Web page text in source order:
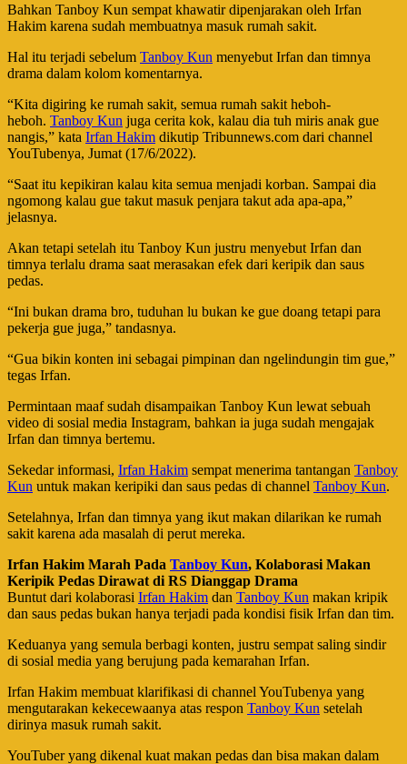
Bahkan Tanboy Kun sempat khawatir dipenjarakan oleh Irfan
Hakim karena sudah membuatnya masuk rumah sakit.
Hal itu terjadi sebelum Tanboy Kun menyebut Irfan dan timnya
drama dalam kolom komentarnya.
“Kita digiring ke rumah sakit, semua rumah sakit heboh-
heboh. Tanboy Kun juga cerita kok, kalau dia tuh miris anak gue
nangis,” kata Irfan Hakim dikutip Tribunnews.com dari channel
YouTubenya, Jumat (17/6/2022).
“Saat itu kepikiran kalau kita semua menjadi korban. Sampai dia
ngomong kalau gue takut masuk penjara takut ada apa-apa,”
jelasnya.
Akan tetapi setelah itu Tanboy Kun justru menyebut Irfan dan
timnya terlalu drama saat merasakan efek dari keripik dan saus
pedas.
“Ini bukan drama bro, tuduhan lu bukan ke gue doang tetapi para
pekerja gue juga,” tandasnya.
“Gua bikin konten ini sebagai pimpinan dan ngelindungin tim gue,”
tegas Irfan.
Permintaan maaf sudah disampaikan Tanboy Kun lewat sebuah
video di sosial media Instagram, bahkan ia juga sudah mengajak
Irfan dan timnya bertemu.
Sekedar informasi, Irfan Hakim sempat menerima tantangan Tanboy
Kun untuk makan keripiki dan saus pedas di channel Tanboy Kun.
Setelahnya, Irfan dan timnya yang ikut makan dilarikan ke rumah
sakit karena ada masalah di perut mereka.
Irfan Hakim Marah Pada Tanboy Kun, Kolaborasi Makan
Keripik Pedas Dirawat di RS Dianggap Drama
Buntut dari kolaborasi Irfan Hakim dan Tanboy Kun makan kripik
dan saus pedas bukan hanya terjadi pada kondisi fisik Irfan dan tim.
Keduanya yang semula berbagi konten, justru sempat saling sindir
di sosial media yang berujung pada kemarahan Irfan.
Irfan Hakim membuat klarifikasi di channel YouTubenya yang
mengutarakan kekecewaanya atas respon Tanboy Kun setelah
dirinya masuk rumah sakit.
YouTuber yang dikenal kuat makan pedas dan bisa makan dalam